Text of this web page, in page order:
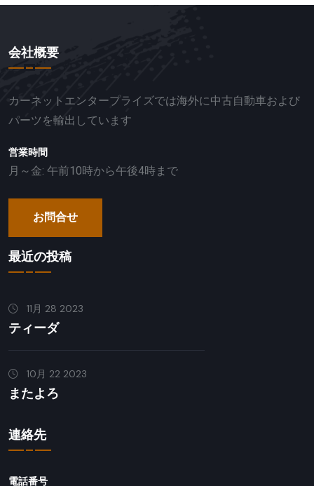
会社概要
カーネットエンタープライズでは海外に中古自動車および
パーツを輸出しています
営業時間
月～金: 午前10時から午後4時まで
お問合せ
最近の投稿
11月 28 2023
ティーダ
10月 22 2023
またよろ
連絡先
電話番号